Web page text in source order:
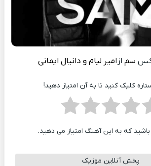
سم از امیر لیام و دانیال ایمانی
کلیک کنید تا به آن امتیاز دهید!
باشید که به این آهنگ امتیاز می دهید.
پخش آنلاین موزیک